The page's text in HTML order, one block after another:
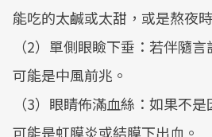
能吃的太鹹或太甜，或是熬夜
（2）單側眼瞼下垂：若伴隨
可能是中風前兆。
（3）眼睛佈滿血絲：如果不
可能是虹膜炎或結膜下出血。